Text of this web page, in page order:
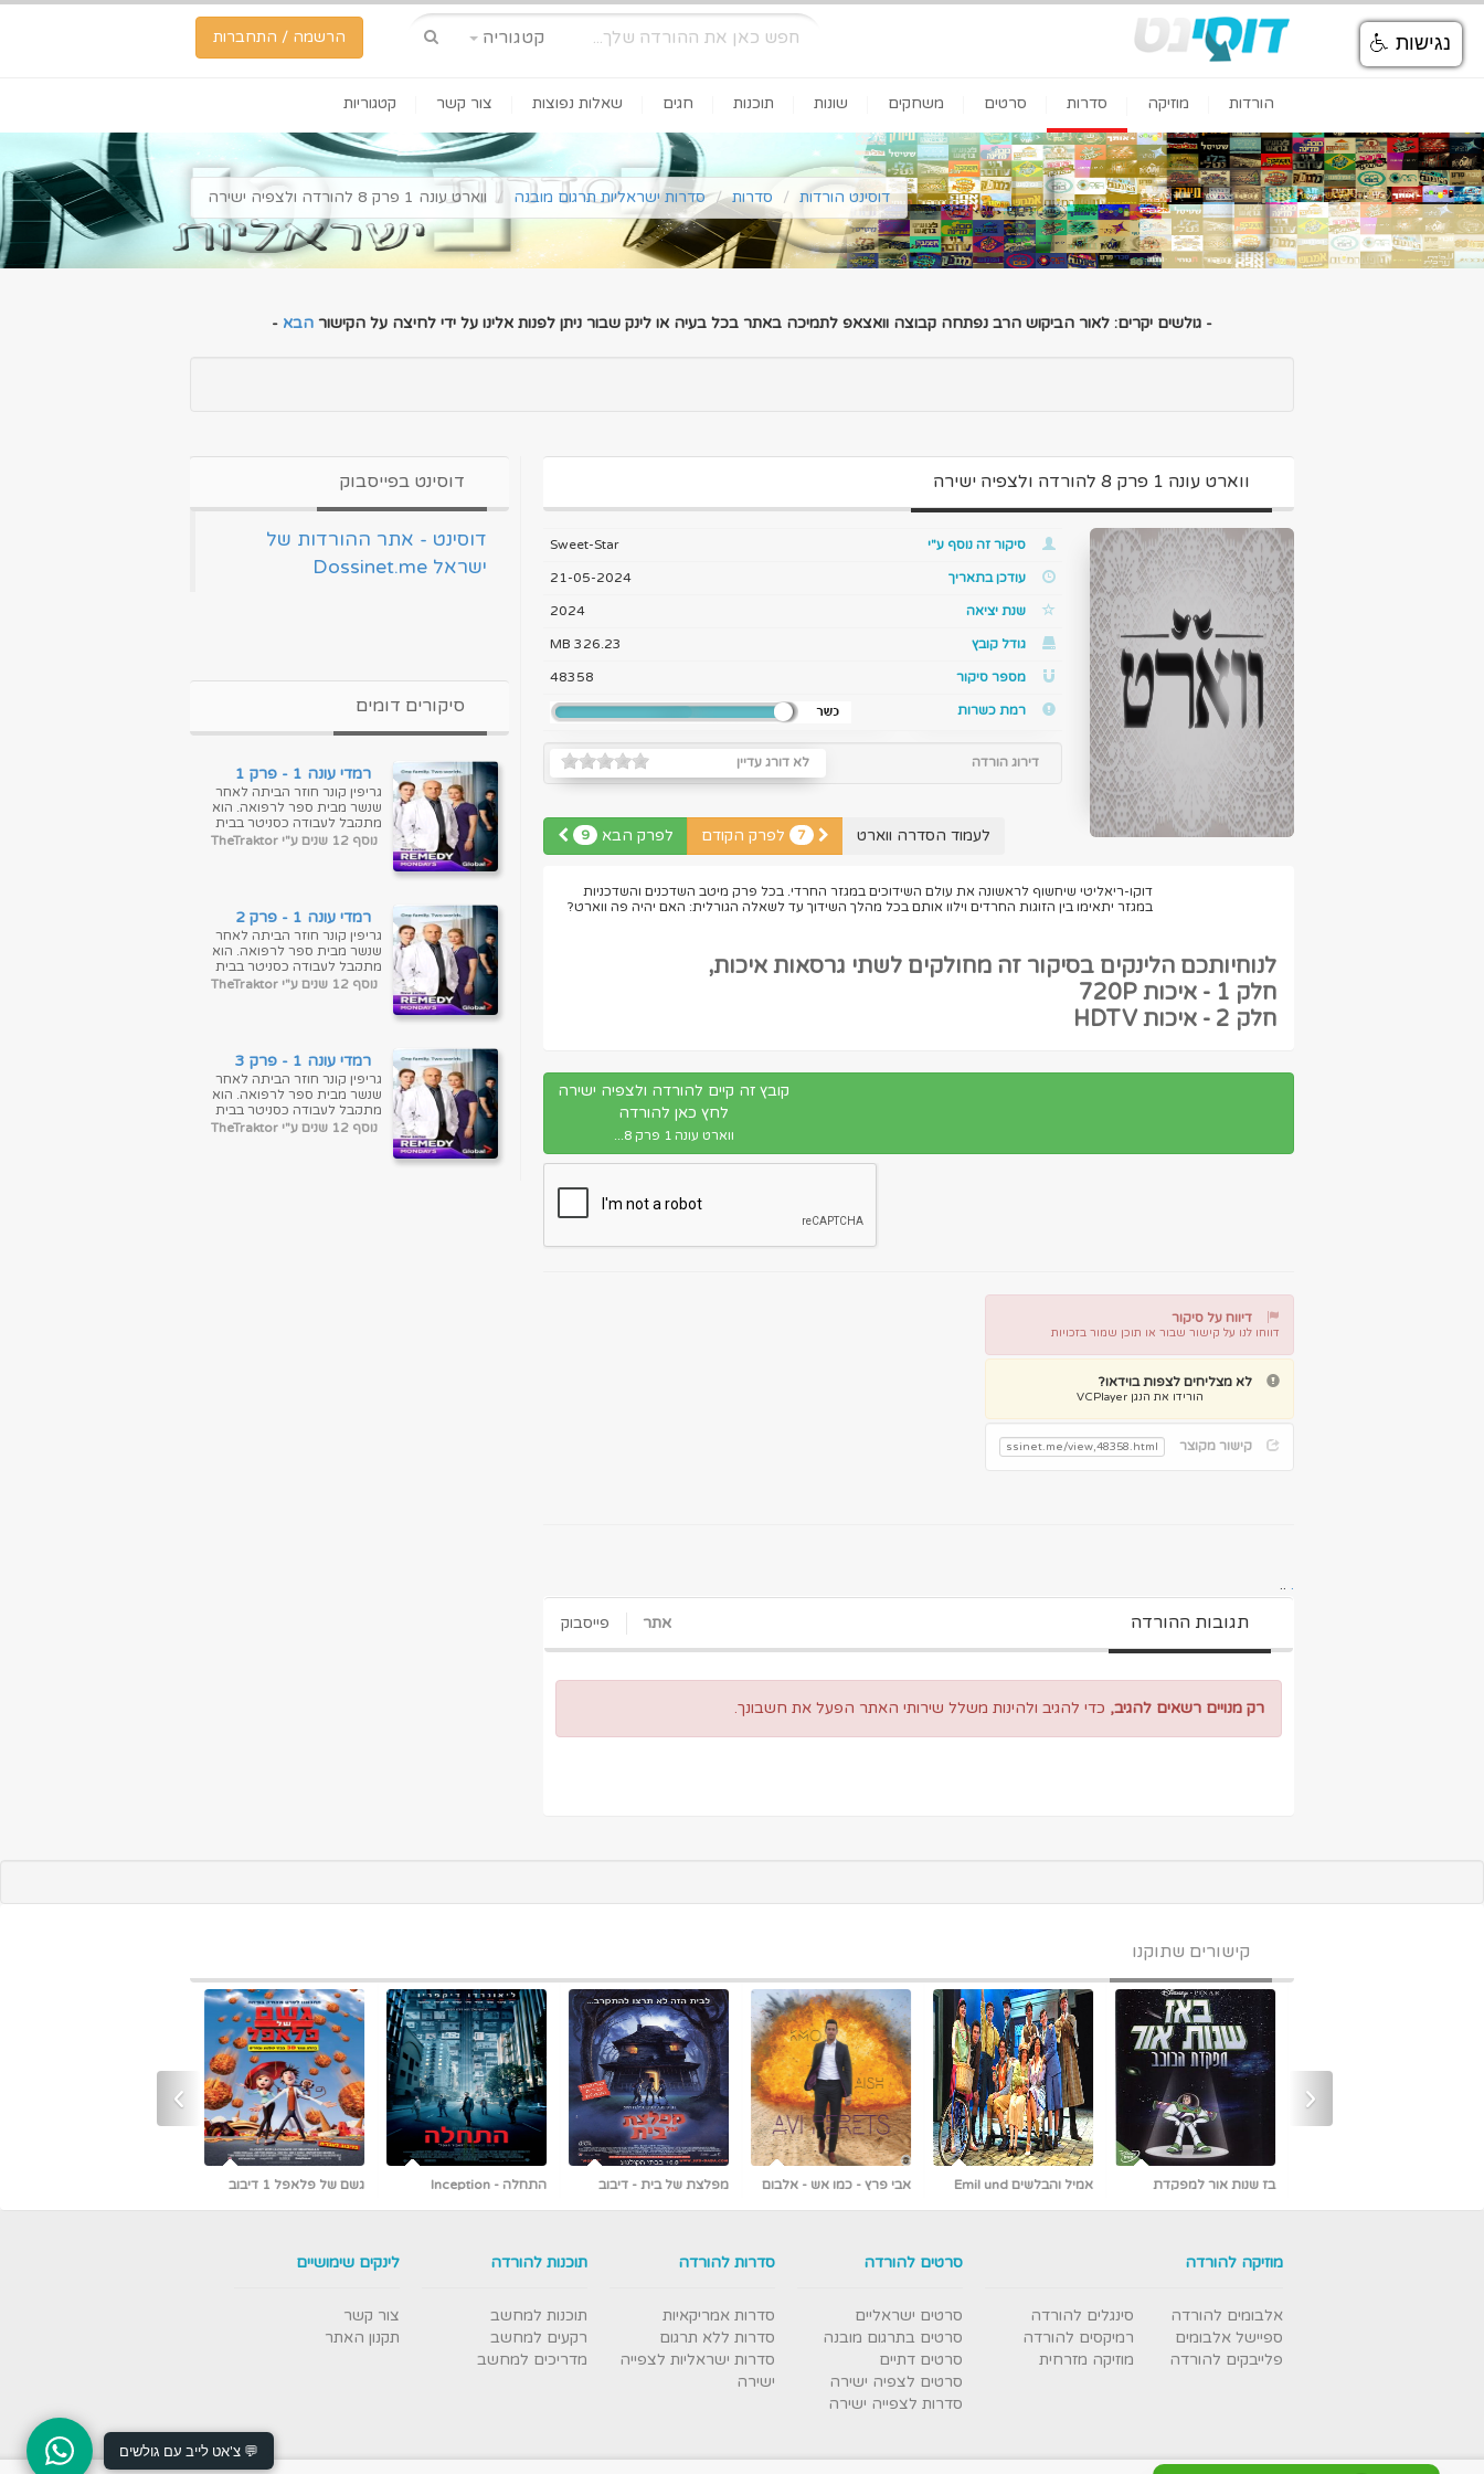
הרשמה / התחברות קטגוריה
הורדות מוזיקה סדרות סרטים משחקים שונות תוכנות חגים שאלות נפוצות צור קשר קטגוריות
דוסינט הורדות סדרות סדרות ישראליות תרגום מובנה ווארט עונה 1 פרק 8 להורדה ולצפיה ישירה
- גולשים יקרים: לאור הביקוש הרב נפתחה קבוצה וואצאפ לתמיכה באתר בכל בעיה או לינק שבור ניתן לפנות אלינו על ידי לחיצה על הקישור הבא -
ווארט עונה 1 פרק 8 להורדה ולצפיה ישירה
סיקור זה נוסף ע"י Sweet-Star
עודכן בתאריך 21-05-2024
שנת יציאה 2024
גודל קובץ 326.23 MB
מספר סיקור 48358
רמת כשרות
לא דורג עדיין דירוג הורדה
לפרק הבא 9 7 לפרק הקודם לעמוד הסדרה ווארט
לנוחיותכם הלינקים בסיקור זה מחולקים לשתי גרסאות איכות,
חלק 1 - איכות 720P
חלק 2 - איכות HDTV
דוקו-ריאליטי שיחשוף לראשונה את עולם השידוכים במגזר החרדי. בכל פרק מיטב השדכנים והשדכניות
במגזר יתאימו בין הזוגות החרדים וילוו אותם בכל מהלך השידוך עד לשאלה הגורלית: האם יהיה פה ווארט?
קובץ זה קיים להורדה ולצפיה ישירה
לחץ כאן להורדה
ווארט עונה 1 פרק 8...
דיווח על סיקור
דווחו לנו על קישור שבור או תוכן שמור בזכויות
דיווח על קישור שבור
דיווח על תוכן מפר זכויות
לא מצליחים לצפות בוידאו?
הורידו את הנגן VCPlayer
קישור מקוצר
.
תגובות ההורדה אתר פייסבוק
רק מנויים רשאים להגיב, כדי להגיב ולהינות משלל שירותי האתר הפעל את חשבונך.
..
דוסינט בפייסבוק
‏דוסינט - אתר ההורדות של
ישראל Dossinet.me‏
סיקורים דומים
רמדי עונה 1 - פרק 1
גריפין קונר חוזר הביתה לאחר
שנשר מבית ספר לרפואה. הוא
מתקבל לעבודה כסניטר בבית
החולים שבו אביו, מנהל בית
נוסף 12 שנים ע"י TheTraktor
רמדי עונה 1 - פרק 2
גריפין קונר חוזר הביתה לאחר
שנשר מבית ספר לרפואה. הוא
מתקבל לעבודה כסניטר בבית
החולים שבו אביו, מנהל בית
נוסף 12 שנים ע"י TheTraktor
רמדי עונה 1 - פרק 3
גריפין קונר חוזר הביתה לאחר
שנשר מבית ספר לרפואה. הוא
מתקבל לעבודה כסניטר בבית
החולים שבו אביו, מנהל בית
נוסף 12 שנים ע"י TheTraktor
קישורים שתוקנו
אמיל והבלשים Emil und
אבי פרץ - כמו אש - אלבום
מפלצת של בית - דיבוב
התחלה - Inception
גשם של פלאפל 1 דיבוב
כמו גדולים (קלאסיקה עם
› ‹
מוזיקה להורדה
אלבומים להורדה
סינגלים להורדה
ספיישל אלבומים
רמיקסים להורדה
פלייבקים להורדה
מוזיקה מזרחית
סרטים להורדה
סרטים ישראליים
סרטים בתרגום מובנה
סרטים דתיים
סרטים לצפיה ישירה
סדרות לצפייה ישירה
סדרות להורדה
סדרות אמריקאיות
סדרות ללא תרגום
סדרות ישראליות לצפייה
ישירה
תוכנות להורדה
תוכנות למחשב
רקעים למחשב
מדריכים למחשב
לינקים שימושיים
צור קשר
תקנון האתר
💬 צ'אט לייב עם גולשים
נגישות